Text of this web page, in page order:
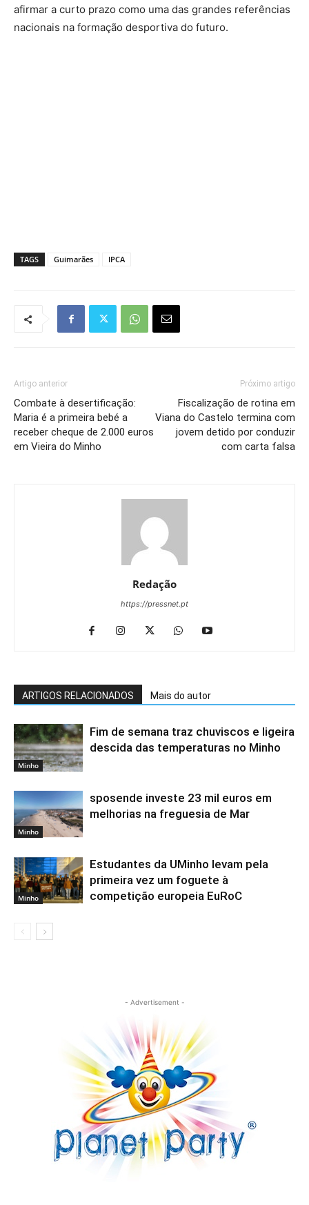
afirmar a curto prazo como uma das grandes referências
nacionais na formação desportiva do futuro.
TAGS Guimarães IPCA
Artigo anterior
Combate à desertificação:
Maria é a primeira bebé a
receber cheque de 2.000 euros
em Vieira do Minho
Próximo artigo
Fiscalização de rotina em
Viana do Castelo termina com
jovem detido por conduzir
com carta falsa
Redação
https://pressnet.pt
ARTIGOS RELACIONADOS Mais do autor
Minho
Fim de semana traz chuviscos e ligeira
descida das temperaturas no Minho
Minho
sposende investe 23 mil euros em
melhorias na freguesia de Mar
Minho
Estudantes da UMinho levam pela
primeira vez um foguete à
competição europeia EuRoC
- Advertisement -